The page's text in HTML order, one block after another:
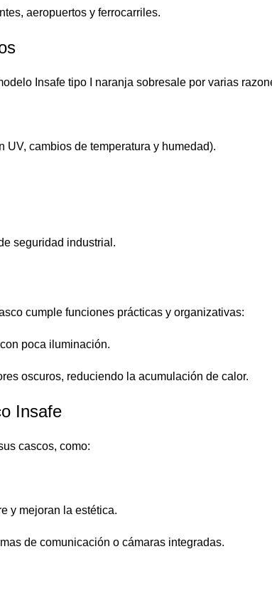
aeropuertos y ferrocarriles.
Insafe tipo I naranja sobresale por varias
cambios de temperatura y humedad).
seguridad industrial.
cumple funciones prácticas y organizativas:
poca iluminación.
oscuros, reduciendo la acumulación de calor.
Insafe
cascos, como:
y mejoran la estética.
de comunicación o cámaras integradas.